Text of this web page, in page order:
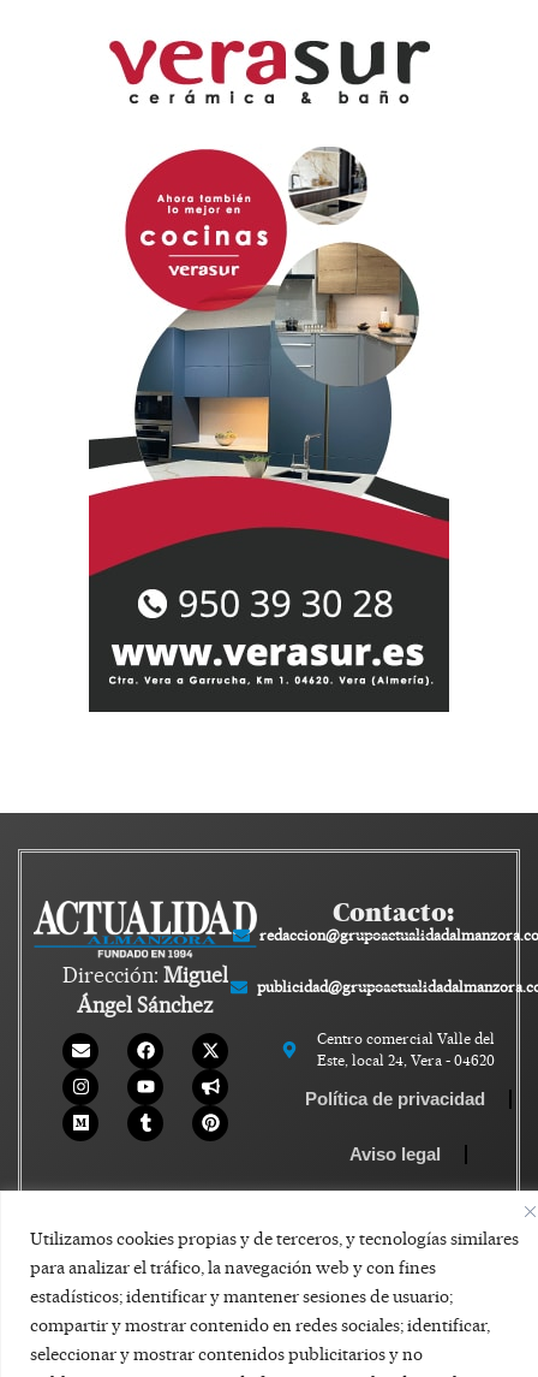
Utilizamos cookies propias y de terceros, y tecnologías similares
para analizar el tráfico, la navegación web y con fines
estadísticos; identificar y mantener sesiones de usuario;
compartir y mostrar contenido en redes sociales; identificar,
seleccionar y mostrar contenidos publicitarios y no
Dirección: Miguel
Ángel Sánchez
Contacto:
Centro comercial Valle del
Este, local 24, Vera - 04620
Política de privacidad
Aviso legal